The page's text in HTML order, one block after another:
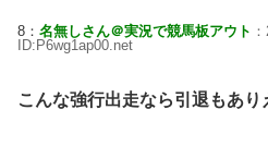
8： 名無しさん＠実況で競馬板アウト
ID:P6wg1ap00.net
こんな強行出走なら引退もあり